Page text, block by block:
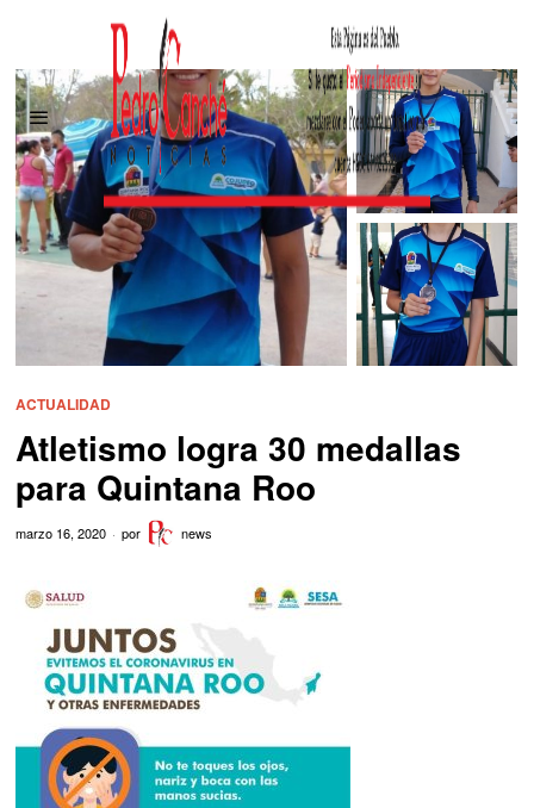
ACTUALIDAD
Atletismo logra 30 medallas
para Quintana Roo
marzo 16, 2020 por news